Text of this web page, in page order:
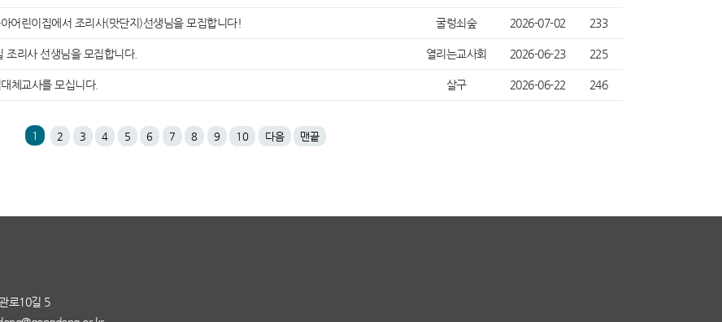
어린이집에서 조리사(맛단지)선생님을 모집합니다! 굴렁쇠숲 2026-07-02 233
조리사 선생님을 모집합니다. 열리는교사회 2026-06-23 225
체교사를 모십니다. 살구 2026-06-22 246
1 2 3 4 5 6 7 8 9 10 다음 맨끝
로10길 5